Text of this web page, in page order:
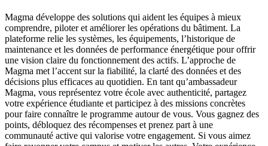
Magma développe des solutions qui aident les équipes à mieux
comprendre, piloter et améliorer les opérations du bâtiment. La
plateforme relie les systèmes, les équipements, l’historique de
maintenance et les données de performance énergétique pour offrir
une vision claire du fonctionnement des actifs. L’approche de
Magma met l’accent sur la fiabilité, la clarté des données et des
décisions plus efficaces au quotidien. En tant qu’ambassadeur
Magma, vous représentez votre école avec authenticité, partagez
votre expérience étudiante et participez à des missions concrètes
pour faire connaître le programme autour de vous. Vous gagnez des
points, débloquez des récompenses et prenez part à une
communauté active qui valorise votre engagement. Si vous aimez